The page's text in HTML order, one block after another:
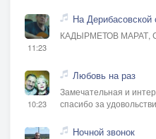
11:23
На Дерибасовской
КАДЫРМЕТОВ МАРАТ,
10:23
Любовь на раз
Замечательная и
спасибо за
Ночной звонок